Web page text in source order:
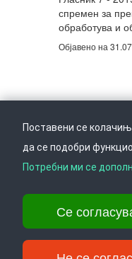
спремен за
обработува и
Објавено на
Врати се горе
Ул. Даме Груев 14, Катна
Тел: +389 2 3103 601 (641),
info@ippo.gov.mk
Поставени се
да се подобри
Потребни ми се
Се